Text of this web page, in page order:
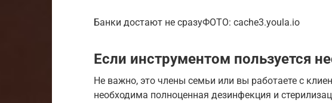
Банки достают не сразуФОТО: cache3.youla.io
Если инструментом пользуется
Не важно, это члены семьи или вы работаете с
необходима полноценная дезинфекция и